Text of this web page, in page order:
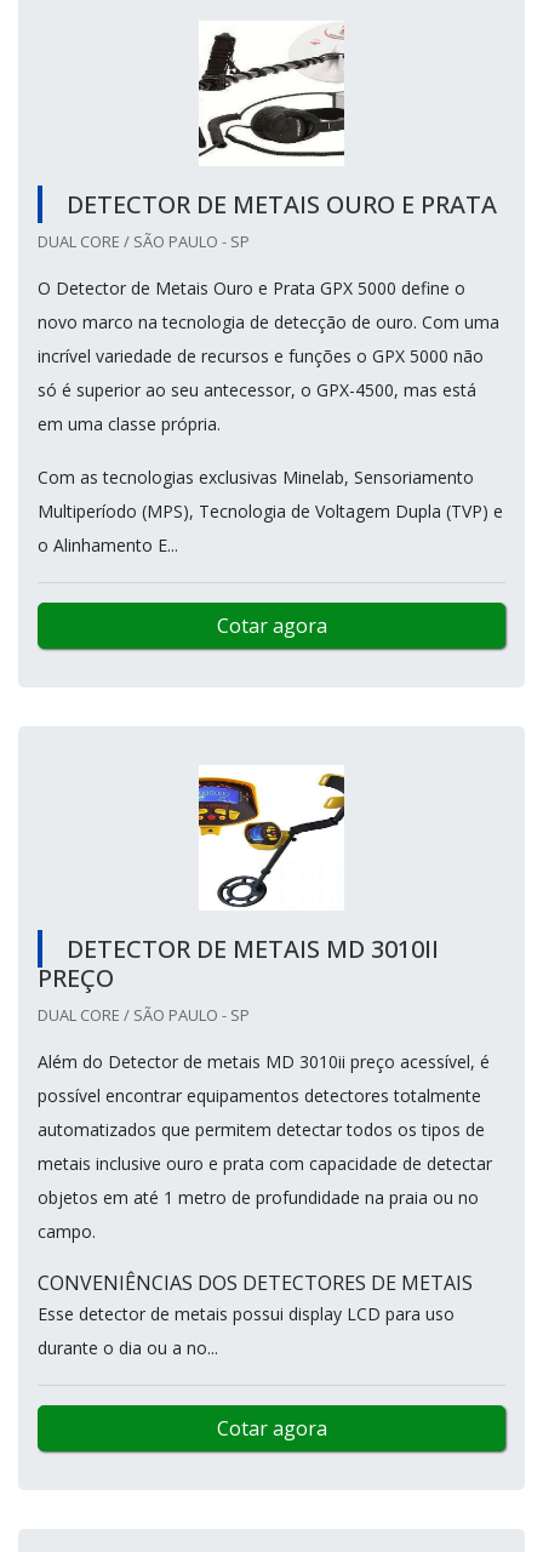
DETECTOR DE METAIS OURO E PRATA
DUAL CORE / SÃO PAULO - SP
O Detector de Metais Ouro e Prata GPX 5000 define o
novo marco na tecnologia de detecção de ouro. Com uma
incrível variedade de recursos e funções o GPX 5000 não
só é superior ao seu antecessor, o GPX-4500, mas está
em uma classe própria.
Com as tecnologias exclusivas Minelab, Sensoriamento
Multiperíodo (MPS), Tecnologia de Voltagem Dupla (TVP) e
o Alinhamento E...
Cotar agora
DETECTOR DE METAIS MD 3010II
PREÇO
DUAL CORE / SÃO PAULO - SP
Além do Detector de metais MD 3010ii preço acessível, é
possível encontrar equipamentos detectores totalmente
automatizados que permitem detectar todos os tipos de
metais inclusive ouro e prata com capacidade de detectar
objetos em até 1 metro de profundidade na praia ou no
campo.
CONVENIÊNCIAS DOS DETECTORES DE METAIS
Esse detector de metais possui display LCD para uso
durante o dia ou a no...
Cotar agora